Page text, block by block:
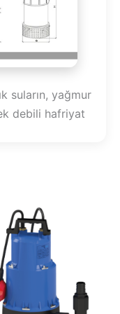
suların, yağmur
debili hafriyat